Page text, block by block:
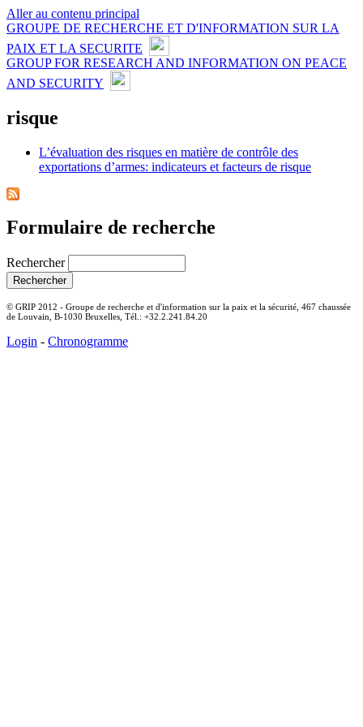
Aller au contenu principal
GROUPE DE RECHERCHE ET D'INFORMATION SUR LA
PAIX ET LA SECURITE
GROUP FOR RESEARCH AND INFORMATION ON PEACE
AND SECURITY
risque
L’évaluation des risques en matière de contrôle des
exportations d’armes: indicateurs et facteurs de risque
Formulaire de recherche
Rechercher
© GRIP 2012 - Groupe de recherche et d'information sur la paix et la sécurité, 467 chaussée
de Louvain, B-1030 Bruxelles, Tél.: +32.2.241.84.20
Login - Chronogramme